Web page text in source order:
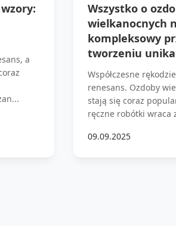
a
Wszystko o
wielkanocnych
kompleksowy
tworzeniu
Współczesne
renesans. Ozdoby
stają się coraz
ręczne robótki wraca
09.09.2025